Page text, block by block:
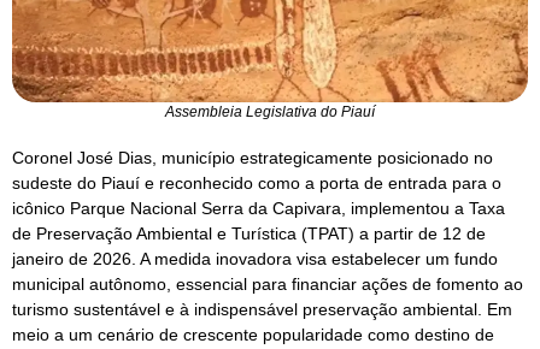
Assembleia Legislativa do Piauí
Coronel José Dias, município estrategicamente posicionado no
sudeste do Piauí e reconhecido como a porta de entrada para o
icônico Parque Nacional Serra da Capivara, implementou a Taxa
de Preservação Ambiental e Turística (TPAT) a partir de 12 de
janeiro de 2026. A medida inovadora visa estabelecer um fundo
municipal autônomo, essencial para financiar ações de fomento ao
turismo sustentável e à indispensável preservação ambiental. Em
meio a um cenário de crescente popularidade como destino de